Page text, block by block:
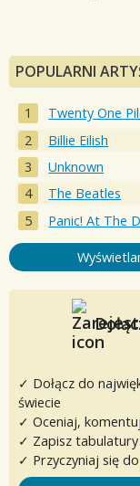
POPULARNI
Twenty One
Billie Eilish
Unknown
The Beatles
Panic! At The
✓ Dołącz do
świecie
✓ Oceniaj,
✓ Zapisz
✓ Przyczyniaj się